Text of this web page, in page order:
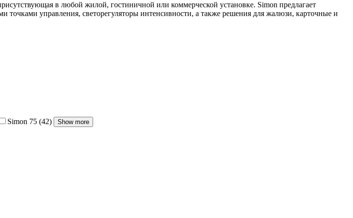
в любой жилой, гостиничной или коммерческой установке. Simon предлагает
управления, светорегуляторы интенсивности, а также решения для жалюзи, карточные и
Simon 75 (42)
Show more